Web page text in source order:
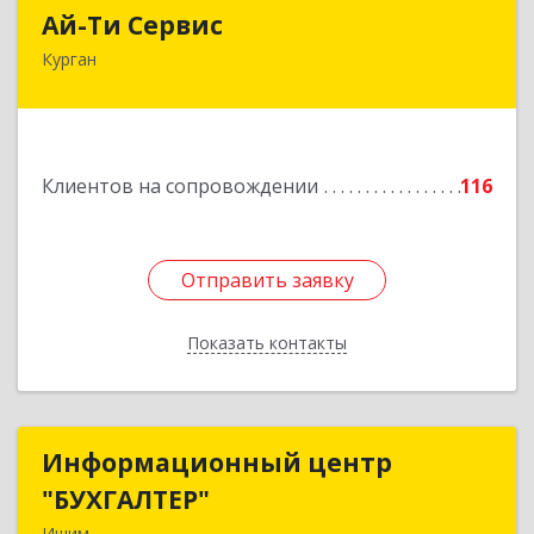
Ай-Ти Сервис
Курган
Клиентов на сопровождении 116
Отправить заявку
Показать контакты
Отправить заявку
Назад
Информационный центр
"БУХГАЛТЕР"
Информационный центр